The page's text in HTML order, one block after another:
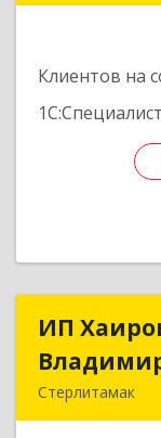
Клиентов на
1С:Специалист
ИП
Стерлитамак